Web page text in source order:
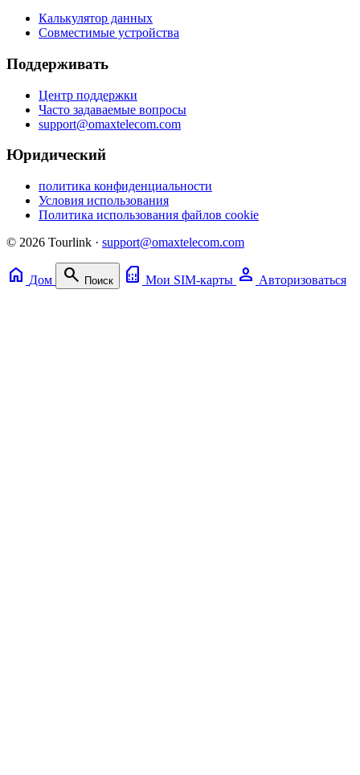
Калькулятор данных
Совместимые устройства
Поддерживать
Центр поддержки
Часто задаваемые вопросы
support@omaxtelecom.com
Юридический
политика конфиденциальности
Условия использования
Политика использования файлов cookie
© 2026 Tourlink · support@omaxtelecom.com
home Дом search Поиск sim_card Мои SIM-карты person Авторизоваться